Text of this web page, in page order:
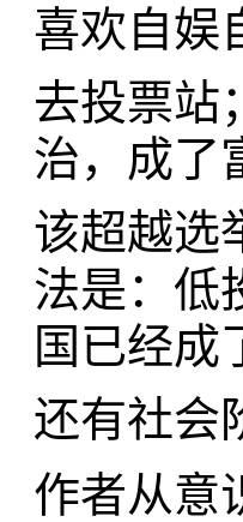
喜欢自娱
去投票站；
治，成了
该超越选
法是：低
国已经成
还有社会
作者从意